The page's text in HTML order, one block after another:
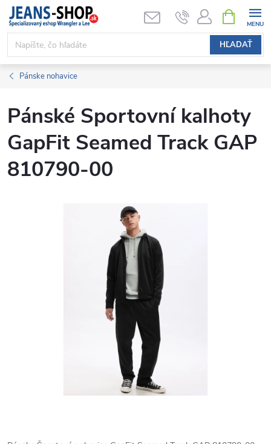
Prejsť
obsah
HĽADAŤ
KOŠÍK
Pánske nohavice
Pánské Sportovní kalhoty
GapFit Seamed Track GAP
810790-00